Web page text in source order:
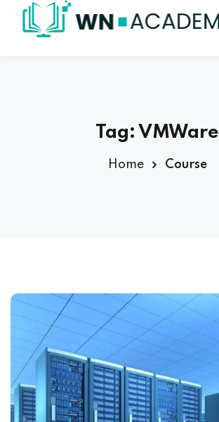
Tag: VMWare
Home Course